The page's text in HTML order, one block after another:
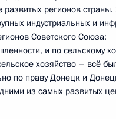
развитых регионов
индустриальных и
Советского Союза:
и по сельскому
хозяйство – всё
по праву Донецк и
из самых развитых